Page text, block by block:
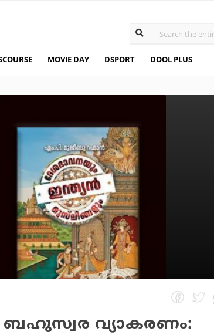
MOVIE DAY DSPORT DOOL PLUS
ബഹുസ്വര വ്യാകരണം: